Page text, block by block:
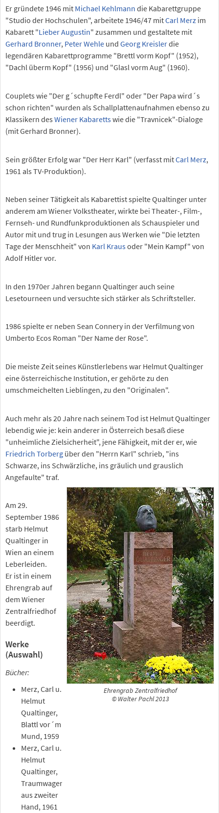
Er gründete 1946 mit Michael Kehlmann die Kabarettgruppe
"Studio der Hochschulen", arbeitete 1946/47 mitCarl Merz im
Kabarett "Lieber Augustin" zusammen und gestaltete mit
Gerhard Bronner, Peter Wehle und Georg Kreislerdie
legendären Kabarettprogramme "Brettl vorm Kopf" (1952),
"Dachl überm Kopf" (1956) und "Glasl vorm Aug" (1960).
Couplets wie "Der g´schupfte Ferdl" oder "Der Papa wird´s
schon richten" wurden als Schallplattenaufnahmen ebenso zu
Klassikern des Wiener Kabarettswie die "Travnicek"-Dialoge
(mit Gerhard Bronner).
Sein größter Erfolg war "Der Herr Karl" (verfasst mitCarl Merz,
1961 als TV-Produktion).
Neben seiner Tätigkeit als Kabarettist spielte Qualtinger unter
anderem am Wiener Volkstheater, wirkte bei Theater-, Film-,
Fernseh- und Rundfunkproduktionen als Schauspieler und
Autor mit und trug in Lesungen aus Werken wie "Die letzten
Tage der Menschheit" von Karl Krausoder "Mein Kampf" von
Adolf Hitler vor.
In den 1970er Jahren begann Qualtinger auch seine
Lesetourneen und versuchte sich stärker als Schriftsteller.
1986 spielte er neben Sean Connery in der Verfilmung von
Umberto Ecos Roman "Der Name der Rose".
Die meiste Zeit seines Künstlerlebens war Helmut Qualtinger
eine österreichische Institution, er gehörte zu den
umschmeichelten Lieblingen, zu den "Originalen".
Auch mehr als 20 Jahre nach seinem Tod ist Helmut Qualtinger
lebendig wie je: kein anderer in Österreich besaß diese
"unheimliche Zielsicherheit", jene Fähigkeit, mit der er, wie
Friedrich Torberg über den "Herrn Karl" schrieb, "ins
Schwarze, ins Schwärzliche, ins gräulich und grauslich
Angefaulte" traf.
Ehrengrab Zentralfriedhof
© Walter Pachl 2013
Am 29.
September 1986
starb Helmut
Qualtinger in
Wien an einem
Leberleiden.
Er ist in einem
Ehrengrab auf
dem Wiener
Zentralfriedhof
beerdigt.
Werke
(Auswahl)
Bücher:
Merz, Carl u.
Helmut
Qualtinger,
Blattl vor´m
Mund, 1959
Merz, Carl u.
Helmut
Qualtinger,
Traumwagen
aus zweiter
Hand, 1961